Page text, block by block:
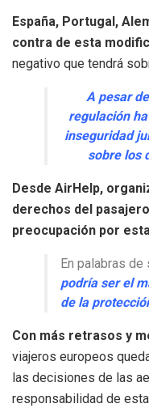
España, Portugal,
contra de esta
negativo que tendrá
A pesar
regulación
inseguridad
sobre los
Desde AirHelp,
derechos del
preocupación por
En palabras
podría ser el
de la
Con más retrasos y
viajeros europeos
las decisiones de las
responsabilidad de